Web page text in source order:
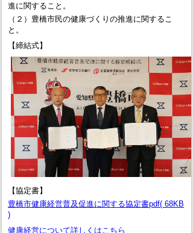
進に関すること。
（２）豊橋市民の健康づくりの推進に関するこ
と。
【締結式】
【協定書】
豊橋市健康経営普及促進に関する協定書pdf( 68KB
)
健康経営について詳しくはこちら